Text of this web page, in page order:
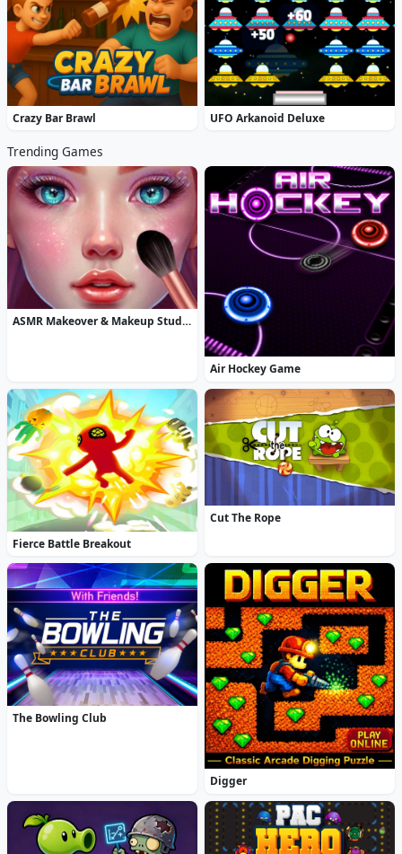
Crazy Bar Brawl UFO Arkanoid Deluxe
Trending Games
ASMR Makeover & Makeup Studio
Air Hockey Game
Fierce Battle Breakout
Cut The Rope
The Bowling Club
Digger